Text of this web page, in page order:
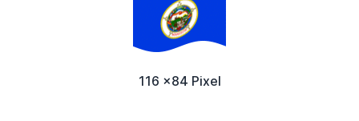
116 x84 Pixel